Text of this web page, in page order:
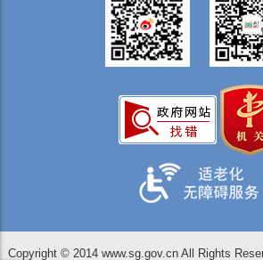
Copyright © 2014 www.sg.gov.cn All Rights